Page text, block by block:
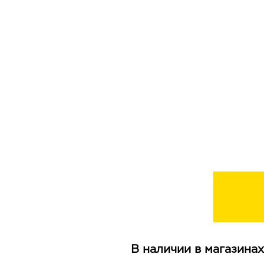
В наличии в